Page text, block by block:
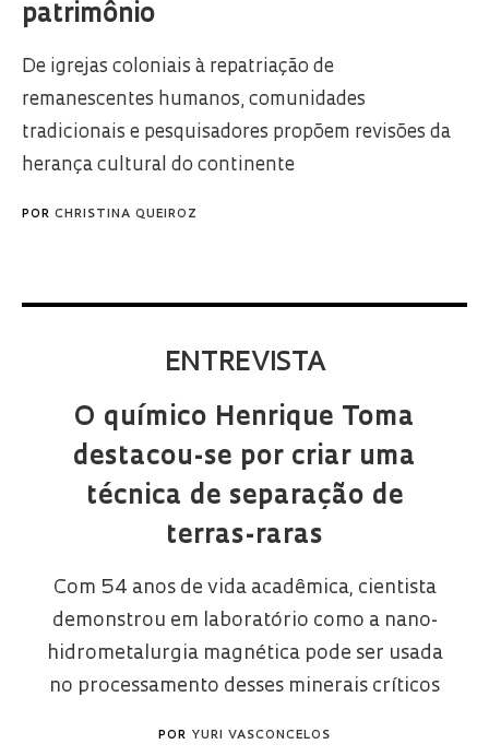
patrimônio
De igrejas coloniais à repatriação de
remanescentes humanos, comunidades
tradicionais e pesquisadores propõem revisões da
herança cultural do continente
POR CHRISTINA QUEIROZ
ENTREVISTA
O químico Henrique Toma
destacou-se por criar uma
técnica de separação de
terras-raras
Com 54 anos de vida acadêmica, cientista
demonstrou em laboratório como a nano-
hidrometalurgia magnética pode ser usada
no processamento desses minerais críticos
POR YURI VASCONCELOS